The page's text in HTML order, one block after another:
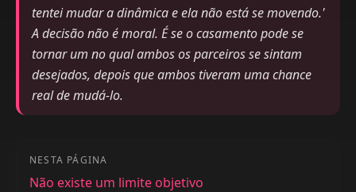
tentei mudar a dinâmica e ela não está se movendo.'
A decisão não é moral. É se o casamento pode se
tornar um no qual ambos os parceiros se sintam
desejados, depois que ambos tiveram uma chance
real de mudá-lo.
NESTA PÁGINA
Não existe um limite objetivo